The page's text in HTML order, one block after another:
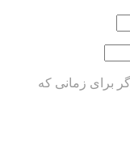
برای زمانی که